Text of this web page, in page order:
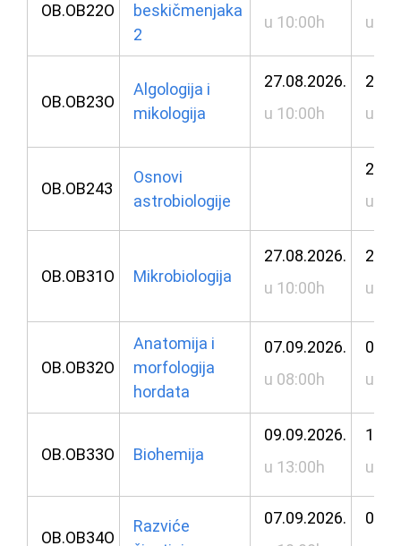
OB.OB22O
beskičmenjaka
2
u 10:00h
u
OB.OB23O
Algologija i
mikologija
27.08.2026.
u 10:00h
u
OB.OB243
Osnovi
astrobiologije
u
OB.OB31O Mikrobiologija
27.08.2026.
u 10:00h
u
OB.OB32O
Anatomija i
morfologija
hordata
07.09.2026.
u 08:00h
u
OB.OB33O Biohemija
09.09.2026.
u 13:00h
u
OB.OB34O
Razviće
07.09.2026.